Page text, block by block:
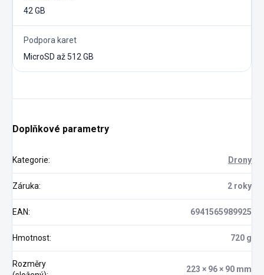
42 GB
Podpora karet
MicroSD až 512 GB
Doplňkové parametry
Kategorie: Drony
Záruka: 2 roky
EAN: 6941565989925
Hmotnost: 720 g
Rozměry
223 × 96 × 90 mm